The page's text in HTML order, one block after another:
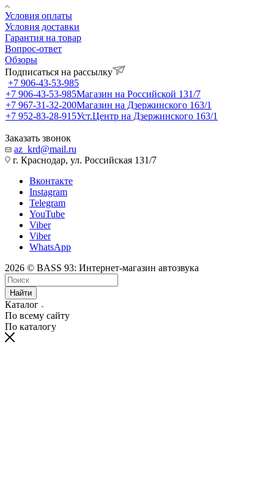
Условия оплаты
Условия доставки
Гарантия на товар
Вопрос-ответ
Обзоры
Подписаться на рассылку
+7 906-43-53-985
+7 906-43-53-985Магазин на Российской 131/7
+7 967-31-32-200Магазин на Дзержинского 163/1
+7 952-83-28-915Уст.Центр на Дзержинского 163/1
Заказать звонок
az_krd@mail.ru
г. Краснодар, ул. Российская 131/7
Вконтакте
Instagram
Telegram
YouTube
Viber
Viber
WhatsApp
2026 © BASS 93: Интернет-магазин автозвука
Найти
Каталог
По всему сайту
По каталогу